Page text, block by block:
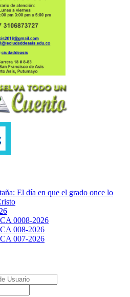
El día en que el grado once lo
0008-2026
008-2026
007-2026